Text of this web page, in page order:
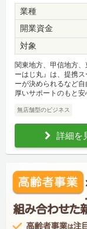
業種
開業資金
対象
関東地方、甲信地方
ーはじ丸』は、提携
ーが決められるなど
厚いサポートのもと安
無店舗型のビジネス
詳細を